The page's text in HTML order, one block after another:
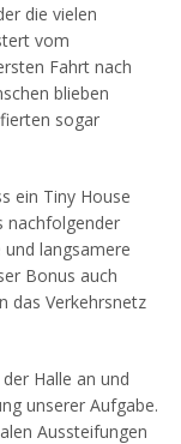
die vielen
vom
Fahrt nach
blieben
sogar
ein Tiny House
nachfolgender
langsamere
Bonus auch
das Verkehrsnetz
Halle an und
unserer Aufgabe.
Aussteifungen